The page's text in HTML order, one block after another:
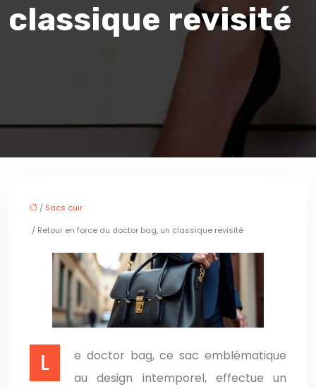
classique revisité
/ Sacs cuir
/ Retour en force du doctor bag, un classique revisité
Le doctor bag, ce sac emblématique
au design intemporel, effectue un